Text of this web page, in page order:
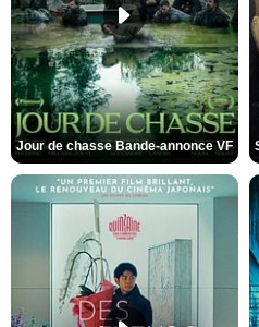
Jour de chasse Bande-annonce VF